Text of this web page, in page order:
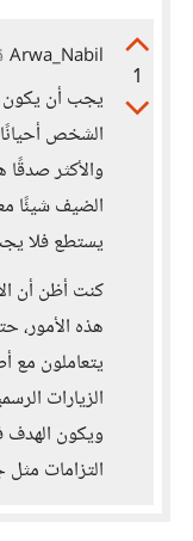
1
Arwa_Nabil
يجب أن يكون
الشخص
والأكثر صدقًا
الضيف شيئًا
يستطع فلا
كنت أظن أن
هذه
يتعاملون مع
الزيارات
ويكون
التزامات